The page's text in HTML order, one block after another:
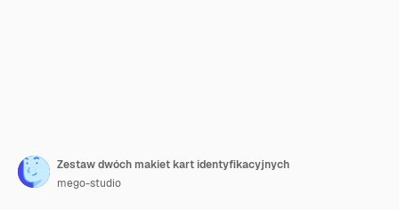
Zestaw dwóch makiet kart identyfikacyjnych
mego-studio